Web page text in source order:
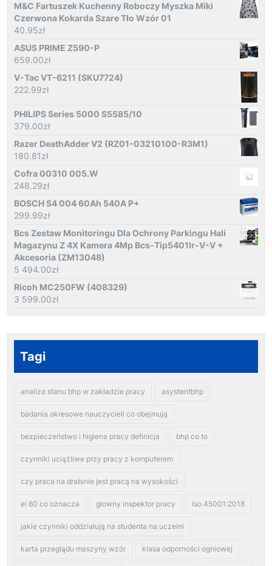
M&C Fartuszek Kuchenny Roboczy Myszka Miki
Czerwona Kokarda Szare Tło Wzór 01
40.95zł
ASUS PRIME Z590-P
659.00zł
V-Tac VT-6211 (SKU7724)
222.99zł
PHILIPS Series 5000 S5585/10
379.00zł
Razer DeathAdder V2 (RZ01-03210100-R3M1)
180.81zł
Cofra 00310 005.W
248.29zł
BOSCH S4 004 60Ah 540A P+
299.99zł
Bcs Zestaw Monitoringu Dla Ochrony Parkingu Hali
Magazynu Z 4X Kamera 4Mp Bcs-Tip5401Ir-V-V +
Akcesoria (ZM13048)
5 494.00zł
Ricoh MC250FW (408329)
3 599.00zł
Tagi
analiza stanu bhp w zakładzie pracy asystentbhp
badania okresowe nauczycieli co obejmują
bezpieczeństwo i higiena pracy definicja bhp co to
czynniki uciążliwe przy pracy z komputerem
czy praca na drabinie jest pracą na wysokości
ei 60 co oznacza glowny inspektor pracy iso 45001:2018
jakie czynniki oddziałują na studenta na uczelni
karta przeglądu maszyny wzór klasa odporności ogniowej